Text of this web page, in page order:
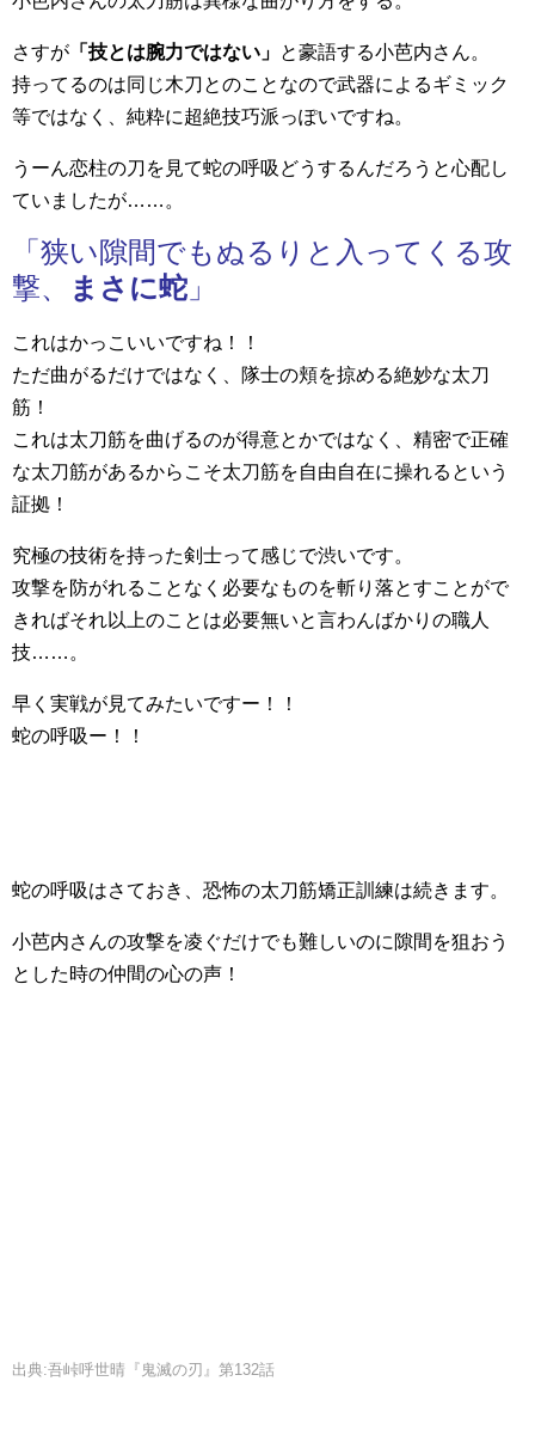
さすが 「技とは腕力ではない」 と豪語する小芭内さん。
持ってるのは同じ木刀とのことなので武器によるギミック
等ではなく、純粋に超絶技巧派っぽいですね。
うーん恋柱の刀を見て蛇の呼吸どうするんだろうと心配し
ていましたが……。
「狭い隙間でもぬるりと入ってくる攻
撃、
まさに蛇 」
これはかっこいいですね！！
ただ曲がるだけではなく、隊士の頬を掠める絶妙な太刀
筋！
これは太刀筋を曲げるのが得意とかではなく、精密で正確
な太刀筋があるからこそ太刀筋を自由自在に操れるという
証拠！
究極の技術を持った剣士って感じで渋いです。
攻撃を防がれることなく必要なものを斬り落とすことがで
きればそれ以上のことは必要無いと言わんばかりの職人
技……。
早く実戦が見てみたいですー！！
蛇の呼吸ー！！
蛇の呼吸はさておき、恐怖の太刀筋矯正訓練は続きます。
小芭内さんの攻撃を凌ぐだけでも難しいのに隙間を狙おう
とした時の仲間の心の声！
出典:吾峠呼世晴『鬼滅の刃』第132話